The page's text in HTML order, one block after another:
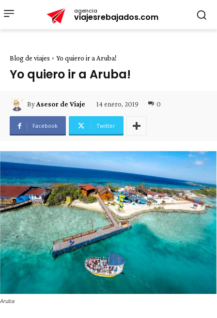
agencia
viajesrebajados.com
Blog de viajes Yo quiero ir a Aruba!
Yo quiero ir a Aruba!
ByAsesor de Viaje 14 enero, 2019 0
Facebook Twitter
Aruba